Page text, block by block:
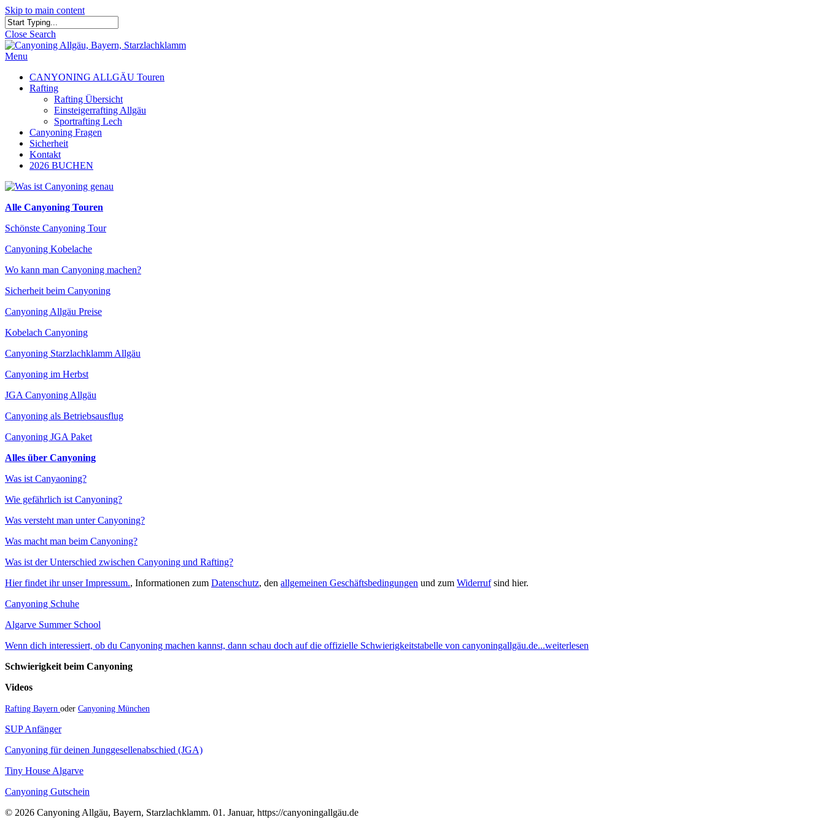
Skip to main content
Close Search
Menu
CANYONING ALLGÄU Touren
Rafting
Rafting Übersicht
Einsteigerrafting Allgäu
Sportrafting Lech
Canyoning Fragen
Sicherheit
Kontakt
2026 BUCHEN
Alle Canyoning Touren
Schönste Canyoning Tour
Canyoning Kobelache
Wo kann man Canyoning machen?
Sicherheit beim Canyoning
Canyoning Allgäu Preise
Kobelach Canyoning
Canyoning Starzlachklamm Allgäu
Canyoning im Herbst
JGA Canyoning Allgäu
Canyoning als Betriebsausflug
Canyoning JGA Paket
Alles über Canyoning
Was ist Canyaoning?
Wie gefährlich ist Canyoning?
Was versteht man unter Canyoning?
Was macht man beim Canyoning?
Was ist der Unterschied zwischen Canyoning und Rafting?
Hier findet ihr unser Impressum., Informationen zum Datenschutz, den allgemeinen Geschäftsbedingungen und zum Widerrufsind hier.
Canyoning Schuhe
Algarve Summer School
Wenn dich interessiert, ob du Canyoning machen kannst, dann schau doch auf die offizielle Schwierigkeitstabelle von canyoningallgäu.de...weiterlesen
Schwierigkeit beim Canyoning
Videos
Rafting Bayern oder Canyoning München
SUP Anfänger
Canyoning für deinen Junggesellenabschied (JGA)
Tiny House Algarve
Canyoning Gutschein
© 2026 Canyoning Allgäu, Bayern, Starzlachklamm. 01. Januar, https://canyoningallgäu.de